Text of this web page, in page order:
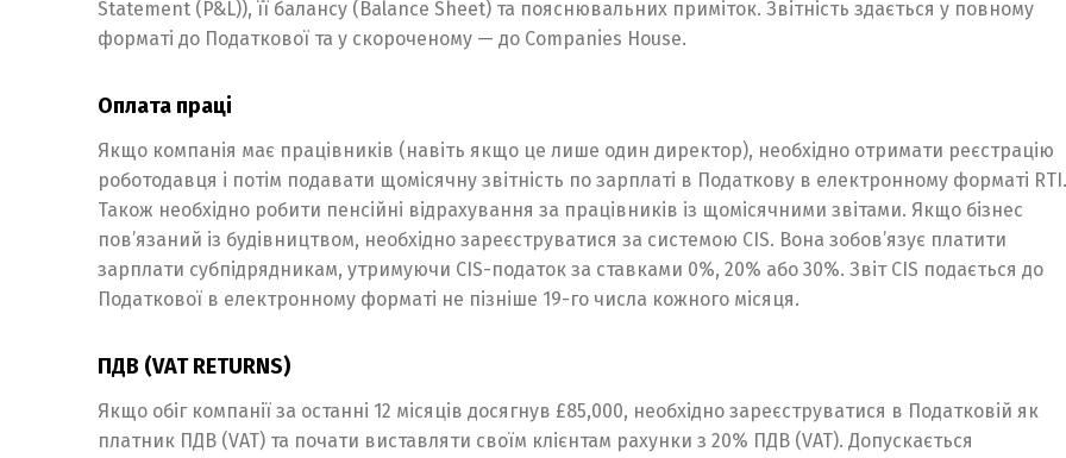
Statement (P&L)), її балансу (Balance Sheet) та пояснювальних приміток. Звітність здається у повному
форматі до Податкової та у скороченому — до Companies House.
Оплата праці
Якщо компанія має працівників (навіть якщо це лише один директор), необхідно отримати реєстрацію
роботодавця і потім подавати щомісячну звітність по зарплаті в Податкову в електронному форматі RTI.
Також необхідно робити пенсійні відрахування за працівників із щомісячними звітами. Якщо бізнес
пов’язаний із будівництвом, необхідно зареєструватися за системою CIS. Вона зобов’язує платити
зарплати субпідрядникам, утримуючи CIS-податок за ставками 0%, 20% або 30%. Звіт CIS подається до
Податкової в електронному форматі не пізніше 19-го числа кожного місяця.
ПДВ (VAT RETURNS)
Якщо обіг компанії за останні 12 місяців досягнув £85,000, необхідно зареєструватися в Податковій як
платник ПДВ (VAT) та почати виставляти своїм клієнтам рахунки з 20% ПДВ (VAT). Допускається